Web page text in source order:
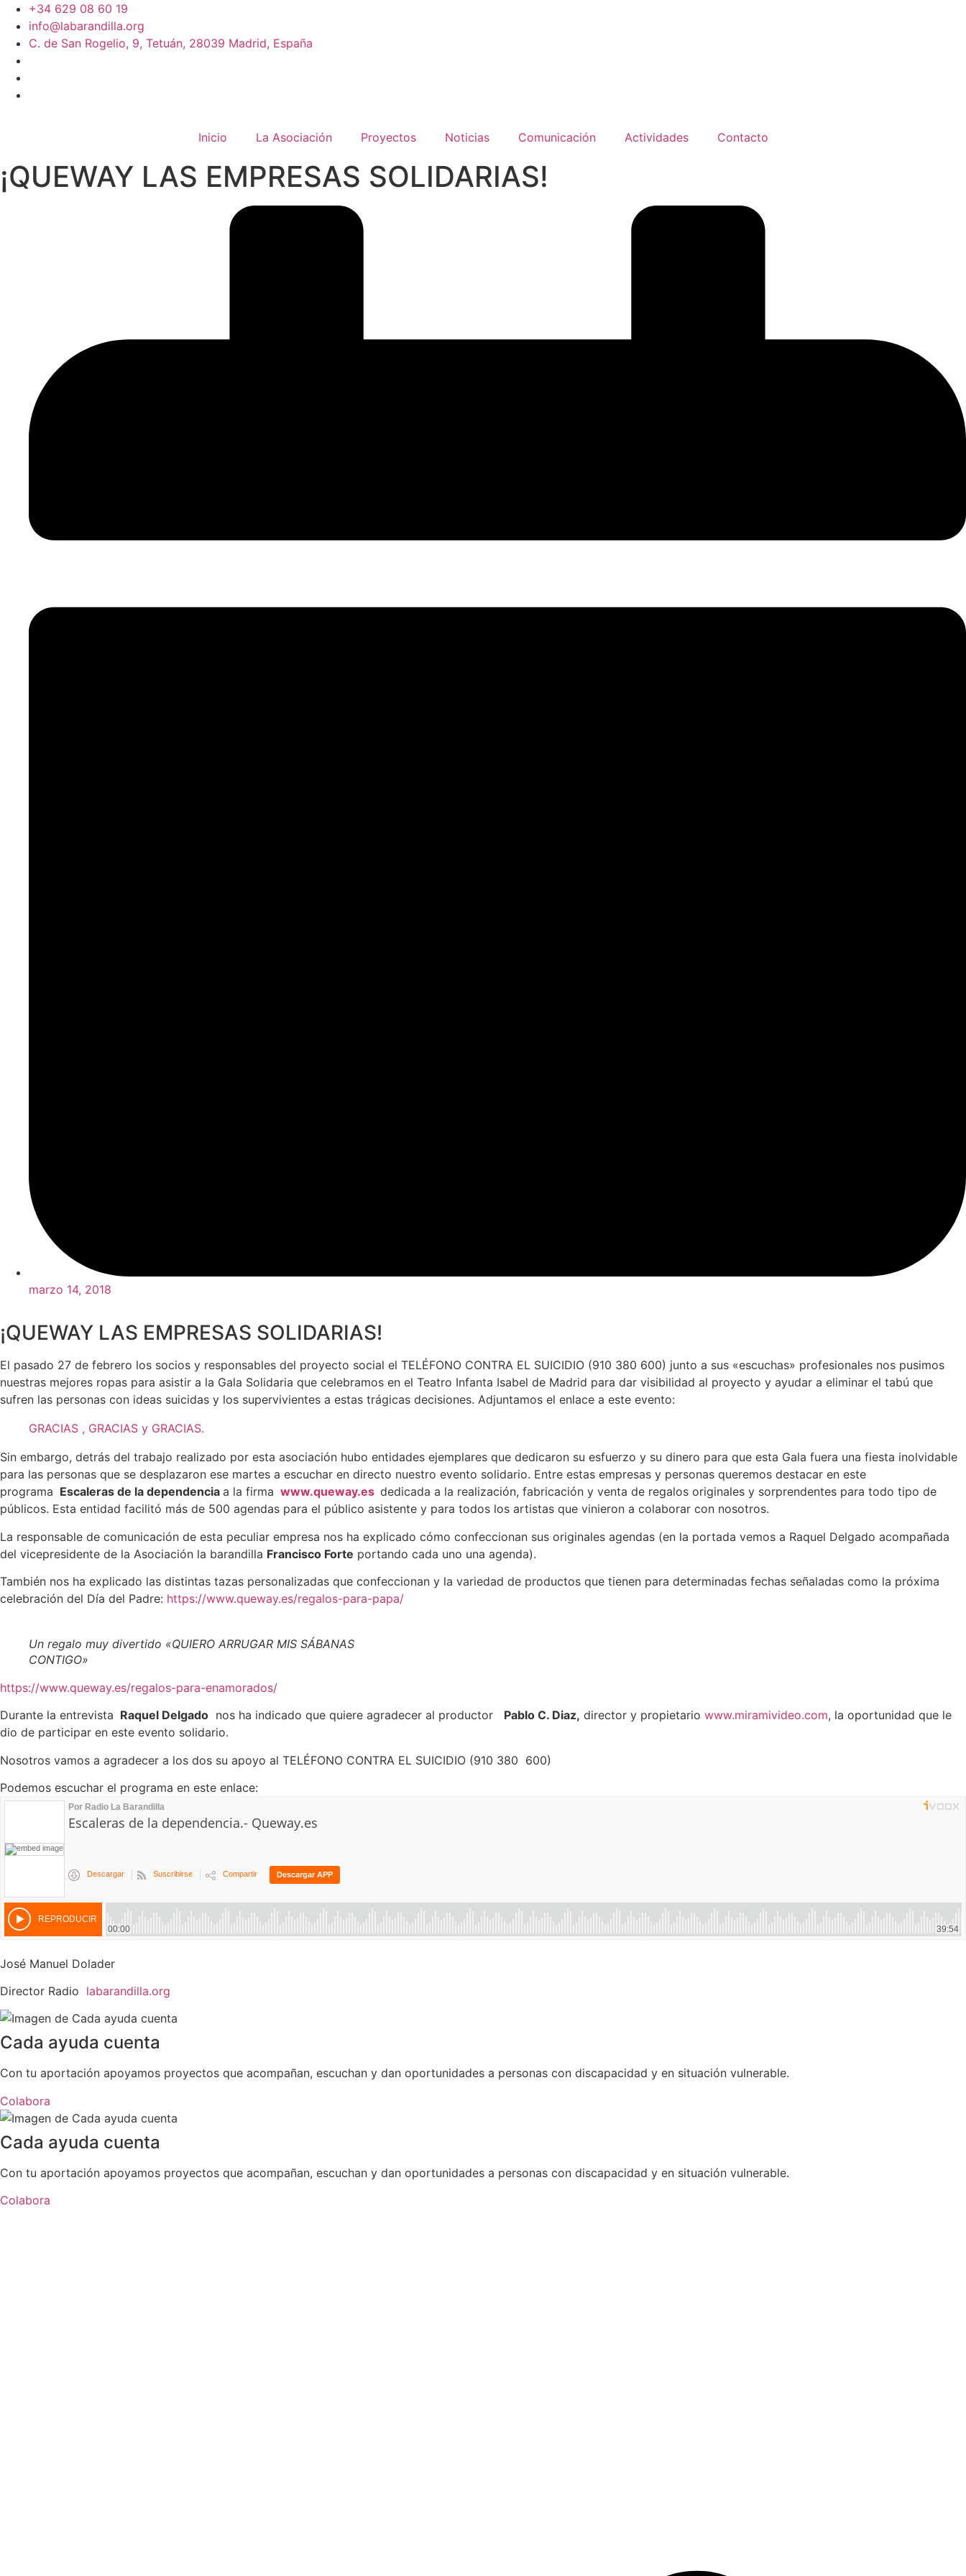
+34 629 08 60 19
info@labarandilla.org
C. de San Rogelio, 9, Tetuán, 28039 Madrid, España
Inicio La Asociación Proyectos Noticias Comunicación Actividades Contacto
¡QUEWAY LAS EMPRESAS SOLIDARIAS!
marzo 14, 2018
¡QUEWAY LAS EMPRESAS SOLIDARIAS!
El pasado 27 de febrero los socios y responsables del proyecto social el TELÉFONO CONTRA EL SUICIDIO (910 380 600) junto a sus «escuchas» profesionales nos pusimos
nuestras mejores ropas para asistir a la Gala Solidaria que celebramos en el Teatro Infanta Isabel de Madrid para dar visibilidad al proyecto y ayudar a eliminar el tabú que
sufren las personas con ideas suicidas y los supervivientes a estas trágicas decisiones. Adjuntamos el enlace a este evento:
GRACIAS , GRACIAS y GRACIAS.
Sin embargo, detrás del trabajo realizado por esta asociación hubo entidades ejemplares que dedicaron su esfuerzo y su dinero para que esta Gala fuera una fiesta inolvidable
para las personas que se desplazaron ese martes a escuchar en directo nuestro evento solidario. Entre estas empresas y personas queremos destacar en este
programa Escaleras de la dependencia a la firma www.queway.es dedicada a la realización, fabricación y venta de regalos originales y sorprendentes para todo tipo de
públicos. Esta entidad facilitó más de 500 agendas para el público asistente y para todos los artistas que vinieron a colaborar con nosotros.
La responsable de comunicación de esta peculiar empresa nos ha explicado cómo confeccionan sus originales agendas (en la portada vemos a Raquel Delgado acompañada
del vicepresidente de la Asociación la barandilla Francisco Forte portando cada uno una agenda).
También nos ha explicado las distintas tazas personalizadas que confeccionan y la variedad de productos que tienen para determinadas fechas señaladas como la próxima
celebración del Día del Padre: https://www.queway.es/regalos-para-papa/
Un regalo muy divertido «QUIERO ARRUGAR MIS SÁBANAS
CONTIGO»
https://www.queway.es/regalos-para-enamorados/
Durante la entrevista Raquel Delgado nos ha indicado que quiere agradecer al productor Pablo C. Diaz, director y propietario www.miramivideo.com, la oportunidad que le
dio de participar en este evento solidario.
Nosotros vamos a agradecer a los dos su apoyo al TELÉFONO CONTRA EL SUICIDIO (910 380 600)
Podemos escuchar el programa en este enlace:
José Manuel Dolader
Director Radio labarandilla.org
Cada ayuda cuenta
Con tu aportación apoyamos proyectos que acompañan, escuchan y dan oportunidades a personas con discapacidad y en situación vulnerable.
Colabora
Cada ayuda cuenta
Con tu aportación apoyamos proyectos que acompañan, escuchan y dan oportunidades a personas con discapacidad y en situación vulnerable.
Colabora